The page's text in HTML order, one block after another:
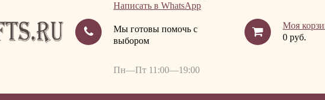
Написать в WhatsApp
Мы готовы помочь с
выбором
Пн—Пт 11:00—19:00
Моя
0 руб.